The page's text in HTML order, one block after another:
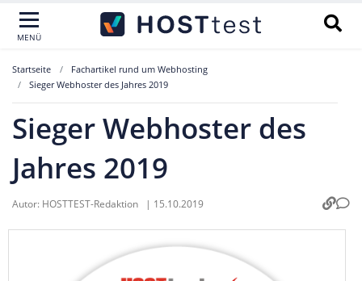
MENÜ
Startseite
Fachartikel rund um Webhosting
Sieger Webhoster des Jahres 2019
Sieger Webhoster des
Jahres 2019
Autor: HOSTTEST-Redaktion | 15.10.2019